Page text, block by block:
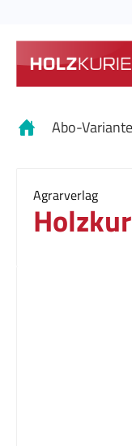
Abo-
Agrarverlag